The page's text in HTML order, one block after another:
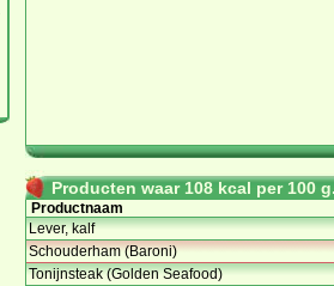
Producten waar 108 kcal per 100
Productnaam
Lever, kalf
Schouderham (Baroni)
Tonijnsteak (Golden Seafood)